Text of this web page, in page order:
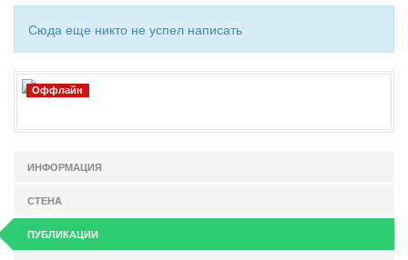
Сюда еще никто не успел написать
Оффлайн
ИНФОРМАЦИЯ
СТЕНА
ПУБЛИКАЦИИ